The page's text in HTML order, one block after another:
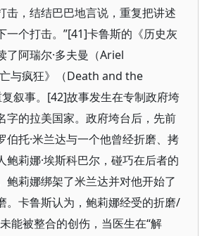
击，结结巴巴地言说，重复把讲述
一个打击。”[41]卡鲁斯的《历史灰
了阿瑞尔·多夫曼（Ariel
与疯狂》（Death and the
叙事。[42]故事发生在专制政府垮
字的拉美国家。政府垮台后，先前
伯托·米兰达与一个他曾经折磨、拷
鲍莉娜·埃斯科巴尔，碰巧在后者的
鲍莉娜绑架了米兰达并对他开始了
。卡鲁斯认为，鲍莉娜经受的折磨/
能被整合的创伤，当医生在“解